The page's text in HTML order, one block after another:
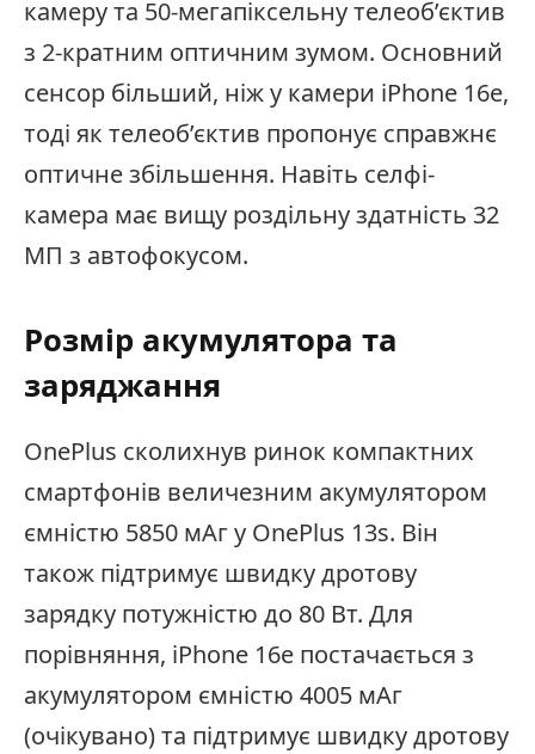
камеру та 50-мегапіксельну телеоб’єктив
з 2-кратним оптичним зумом. Основний
сенсор більший, ніж у камери iPhone 16e,
тоді як телеоб’єктив пропонує справжнє
оптичне збільшення. Навіть селфі-
камера має вищу роздільну здатність 32
МП з автофокусом.
Розмір акумулятора та
заряджання
OnePlus сколихнув ринок компактних
смартфонів величезним акумулятором
ємністю 5850 мАг у OnePlus 13s. Він
також підтримує швидку дротову
зарядку потужністю до 80 Вт. Для
порівняння, iPhone 16e постачається з
акумулятором ємністю 4005 мАг
(очікувано) та підтримує швидку дротову